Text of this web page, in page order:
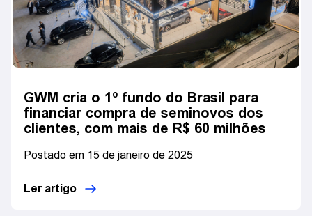
GWM cria o 1º fundo do Brasil para
financiar compra de seminovos dos
clientes, com mais de R$ 60 milhões
Postado em 15 de janeiro de 2025
Ler artigo